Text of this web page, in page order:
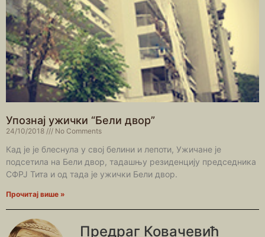
Упознај ужички “Бели двор”
24/10/2018 No Comments
Кад је је блеснула у свој белини и лепоти, Ужичане је
подсетила на Бели двор, тадашњу резиденцију председника
СФРЈ Тита и од тада је ужички Бели двор.
Прочитај више »
Предраг Ковачевић